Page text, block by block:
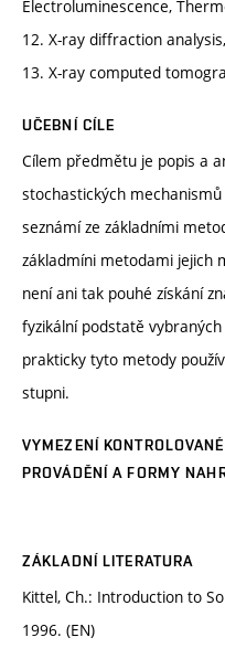
Electroluminescence,
12. X-ray diffraction
13. X-ray computed
UČEBNÍ CÍLE
Cílem předmětu je popis a
stochastických
seznámí ze základními
základmíni metodami jejich
není ani tak pouhé získání
fyzikální podstatě
prakticky tyto metody
stupni.
VYMEZENÍ
PROVÁDĚNÍ A FORMY
ZÁKLADNÍ LITERATURA
Kittel, Ch.: Introduction to
1996. (EN)